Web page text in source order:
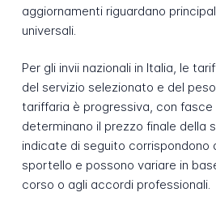
aggiornamenti riguardano
universali.
Per gli invii nazionali in Italia, le
del servizio selezionato e del
tariffaria è progressiva, con fasce
determinano il prezzo finale della
indicate di seguito corrispondono
sportello e possono variare in
corso o agli accordi professionali.